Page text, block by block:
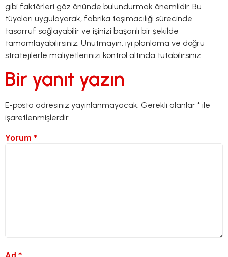
gibi faktörleri göz önünde bulundurmak önemlidir. Bu
tüyoları uygulayarak, fabrika taşımacılığı sürecinde
tasarruf sağlayabilir ve işinizi başarılı bir şekilde
tamamlayabilirsiniz. Unutmayın, iyi planlama ve doğru
stratejilerle maliyetlerinizi kontrol altında tutabilirsiniz.
Bir yanıt yazın
E-posta adresiniz yayınlanmayacak. Gerekli alanlar * ile
işaretlenmişlerdir
Yorum *